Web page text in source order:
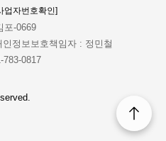
업자번호확인]
포-0669
정보보호책임자 : 정민철
783-0817